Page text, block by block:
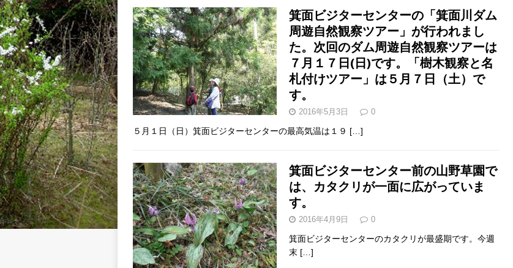
箕面ビジターセンターの「箕面川ダム
周遊自然観察ツアー」が行われまし
た。次回のダム周遊自然観察ツアーは
７月１７日(日)です。「樹木観察と名
札付けツアー」は５月７日（土）で
す。
2016年5月3日 0
５月１日（日）箕面ビジターセンターの最高気温は１９ […]
箕面ビジターセンター前の山野草園で
は、カタクリが一面に広がっていま
す。
2016年4月9日 0
箕面ビジターセンターのカタクリが最盛期です。今週
末 […]